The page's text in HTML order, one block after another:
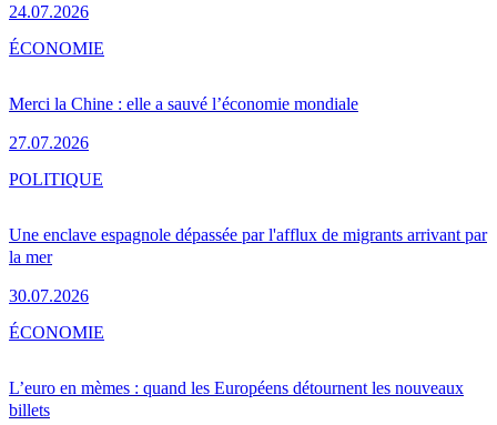
24.07.2026
Merci la Chine : elle a sauvé l’économie mondiale
27.07.2026
ÉCONOMIE
Une enclave espagnole dépassée par l'afflux de migrants arrivant par
la mer
30.07.2026
POLITIQUE
L’euro en mèmes : quand les Européens détournent les nouveaux
billets
ÉCONOMIE